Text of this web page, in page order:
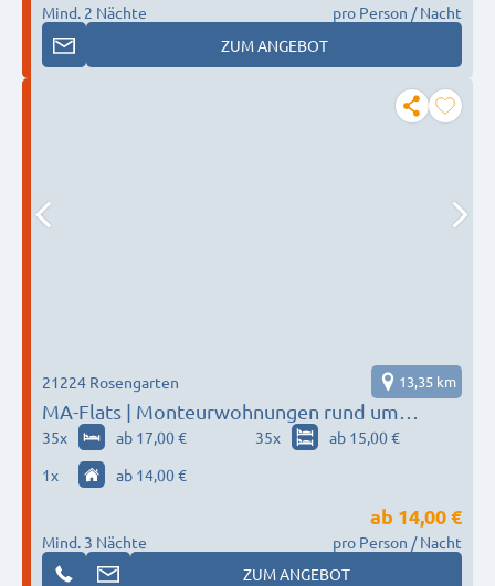
Mind. 2 Nächte
pro Person / Nacht
ZUM ANGEBOT
MA-Flats | Monteurwohnungen rund um
Hamburg
21224 Rosengarten 13,35 km
35x ab 17,00 € 35x
ab 15,00 €
1x ab 14,00 €
Mind. 3 Nächte
ab 14,00 €
pro Person / Nacht
ZUM ANGEBOT